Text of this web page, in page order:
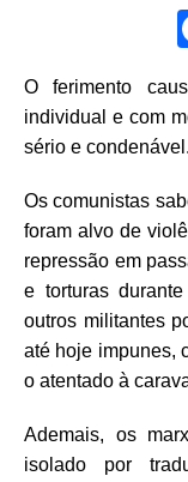
O ferimento
individual e com
sério e condenável.
Os comunistas
foram alvo de
repressão em
e torturas
outros militantes
até hoje impunes,
o atentado à
Ademais, os
isolado por